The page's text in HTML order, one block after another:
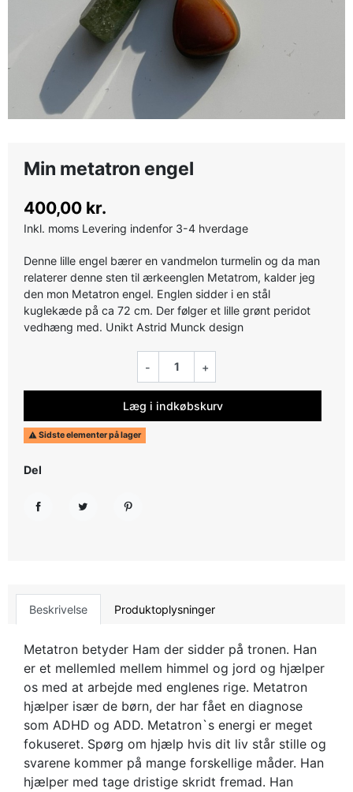
Min metatron engel
400,00 kr.
Inkl. moms Levering indenfor 3-4 hverdage
Denne lille engel bærer en vandmelon turmelin og da man
relaterer denne sten til ærkeenglen Metatrom, kalder jeg
den mon Metatron engel. Englen sidder i en stål
kuglekæde på ca 72 cm. Der følger et lille grønt peridot
vedhæng med. Unikt Astrid Munck design
- +
Læg i indkøbskurv
 Sidste elementer på lager
Del
Beskrivelse Produktoplysninger
Metatron betyder Ham der sidder på tronen. Han
er et mellemled mellem himmel og jord og hjælper
os med at arbejde med englenes rige. Metatron
hjælper især de børn, der har fået en diagnose
som ADHD og ADD. Metatron`s energi er meget
fokuseret. Spørg om hjælp hvis dit liv står stille og
svarene kommer på mange forskellige måder. Han
hjælper med tage dristige skridt fremad. Han